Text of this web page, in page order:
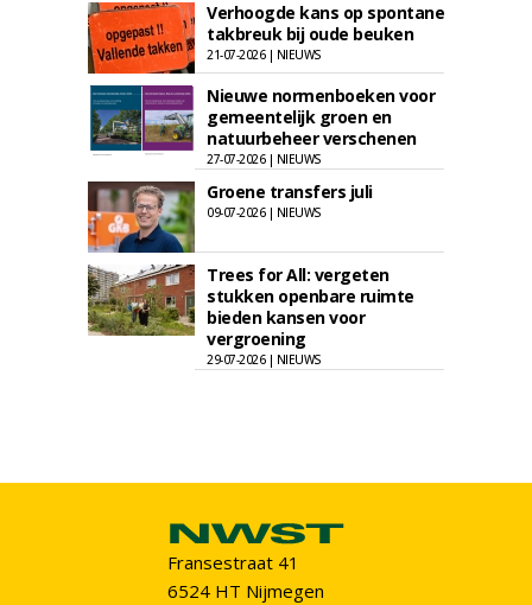
Verhoogde kans op spontane
takbreuk bij oude beuken
21-07-2026 | NIEUWS
Nieuwe normenboeken voor
gemeentelijk groen en
natuurbeheer verschenen
27-07-2026 | NIEUWS
Groene transfers juli
09-07-2026 | NIEUWS
Trees for All: vergeten
stukken openbare ruimte
bieden kansen voor
vergroening
29-07-2026 | NIEUWS
Fransestraat 41
6524 HT Nijmegen